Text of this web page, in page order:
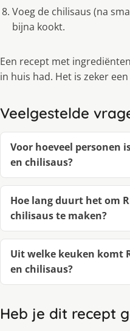
Voeg de chilisaus (na
bijna kookt.
Een recept met
in huis had. Het is zeker een
Veelgestelde
Voor hoeveel personen
en chilisaus?
Hoe lang duurt het om
chilisaus te maken?
Uit welke keuken komt
en chilisaus?
Heb je dit recept